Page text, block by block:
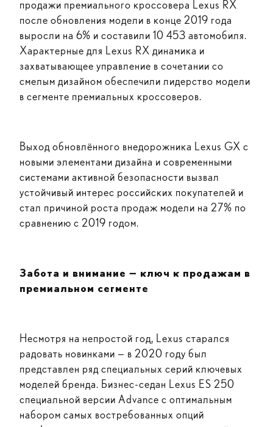
продажи премиального кроссовера Lexus RX
после обновления модели в конце 2019 года
выросли на 6% и составили 10 453 автомобиля.
Характерные для Lexus RX динамика и
захватывающее управление в сочетании со
смелым дизайном обеспечили лидерство модели
в сегменте премиальных кроссоверов.
Выход обновлённого внедорожника Lexus GX с
новыми элементами дизайна и современными
системами активной безопасности вызвал
устойчивый интерес российских покупателей и
стал причиной роста продаж модели на 27% по
сравнению с 2019 годом.
Забота и внимание — ключ к продажам в
премиальном сегменте
Несмотря на непростой год, Lexus старался
радовать новинками — в 2020 году был
представлен ряд специальных серий ключевых
моделей бренда. Бизнес-седан Lexus ES 250
специальной версии Advance с оптимальным
набором самых востребованных опций